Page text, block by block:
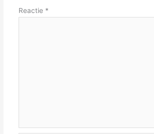
Reactie *